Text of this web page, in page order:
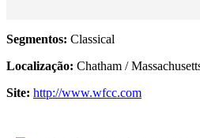
Segmentos: Classical
Localização: Chatham /
Site: http://www.wfcc.com